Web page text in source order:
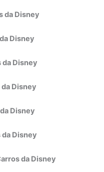
da Disney
Disney
da Disney
Disney
Disney
da Disney
da Disney